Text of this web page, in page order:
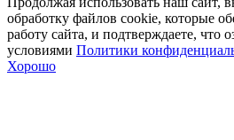
обработку файлов cookie, которые
работу сайта, и подтверждаете, что
условиями Политики
Хорошо